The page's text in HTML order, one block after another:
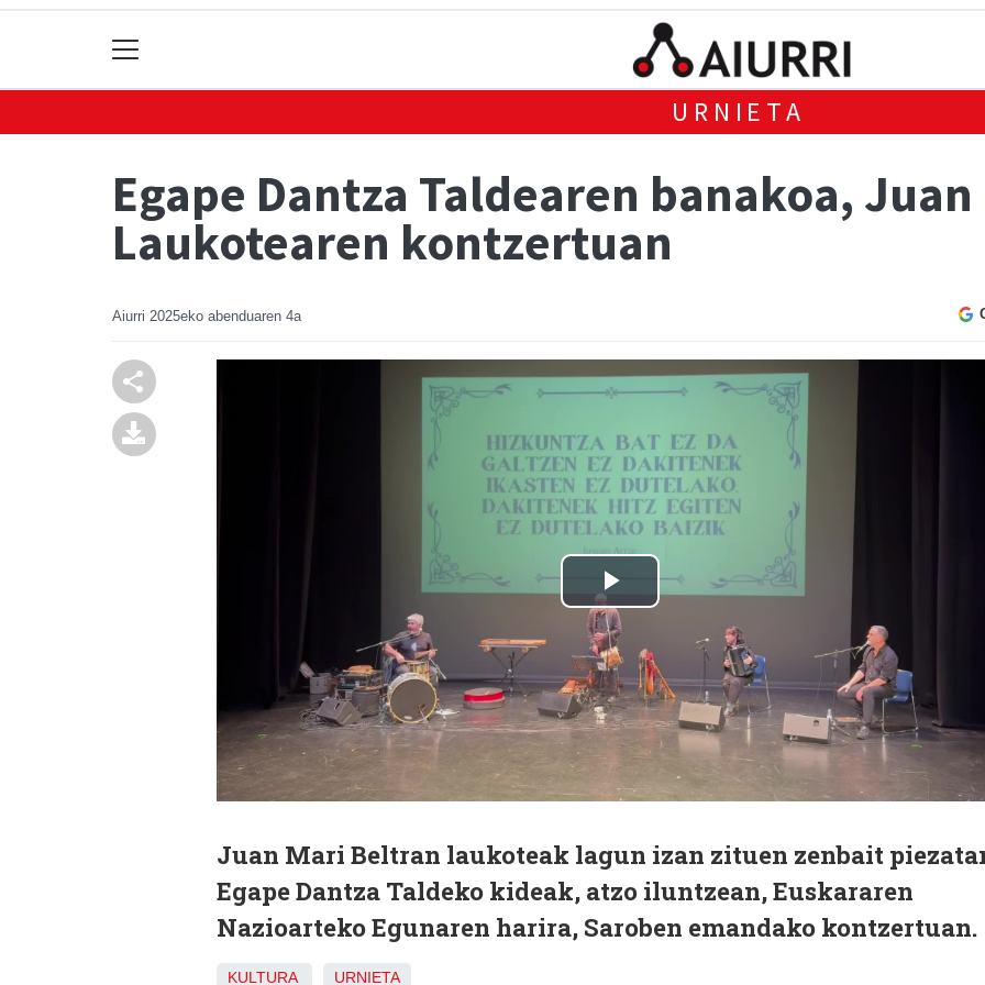
URNIETA
Egape Dantza Taldearen banakoa,
Laukotearen kontzertuan
Aiurri 2025eko abenduaren 4a
Juan Mari Beltran laukoteak lagun izan zituen zenbait
Egape Dantza Taldeko kideak, atzo iluntzean, Euskararen
Nazioarteko Egunaren harira, Saroben emandako kontzertuan.
KULTURA URNIETA